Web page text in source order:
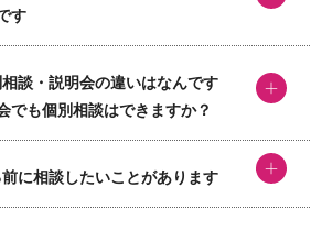
す
談・説明会の違いはなんです
でも個別相談はできますか？
に相談したいことがあります